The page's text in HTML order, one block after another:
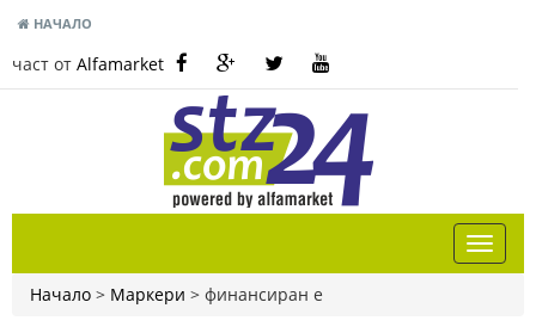
НАЧАЛО
част от Alfamarket
Начало > Маркери > финансиран е